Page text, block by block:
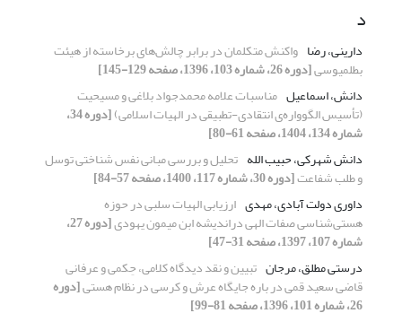
د
دارینی، رضا واکنش متکلمان در برابر چالش‌های برخاسته از هیئت
بطلمیوسی[دوره 26، شماره 103، 1396، صفحه 129-145]
دانش، اسماعیل مناسبات علامه محمدجواد بلاغی و مسیحیت
(تأسیس الگوواره‌ی انتقادی-تطبیقی در الهیات اسلامی) [دوره 34،
شماره 134، 1404، صفحه 61-80]
دانش شهرکی، حبیب الله تحلیل و بررسی مبانی نفس شناختی توسل
و طلب شفاعت[دوره 30، شماره 117، 1400، صفحه 57-84]
داوری دولت آبادی، مهدی ارزیابی الهیات سلبی در حوزه
هستی‌شناسی صفات الهی دراندیشه‌ ابن میمون یهودی [دوره 27،
شماره 107، 1397، صفحه 31-47]
درستی مطلق، مرجان تبیین و نقد دیدگاه کلامی، حِکمی و عرفانی
قاضی سعید قمی در باره جایگاه عرش و کرسی در نظام هستی[دوره
26، شماره 101، 1396، صفحه 81-99]